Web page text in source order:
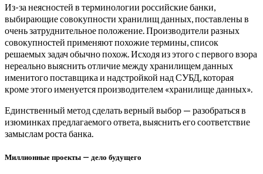
Из-за неясностей в терминологии российские банки,
выбирающие совокупности хранилищ данных, поставлены в
очень затруднительное положение. Производители разных
совокупностей применяют похожие термины, список
решаемых задач обычно похож. Исходя из этого с первого взора
нереально выяснить отличие между хранилищем данных
именитого поставщика и надстройкой над СУБД, которая
кроме этого именуется производителем «хранилище данных».
Единственный метод сделать верный выбор — разобраться в
изюминках предлагаемого ответа, выяснить его соответствие
замыслам роста банка.
Миллионные проекты — дело будущего